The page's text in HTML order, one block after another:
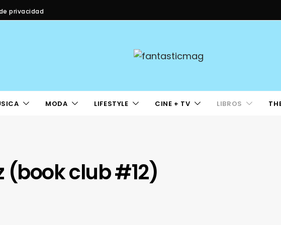
privacidad
MODA LIFESTYLE CINE + TV LIBROS
(book club #12)